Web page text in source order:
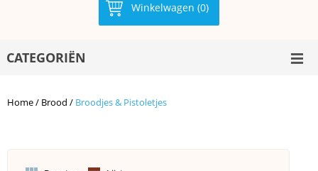
Winkelwagen (0)
CATEGORIËN
Home/ Brood / Broodjes & Pistoletjes